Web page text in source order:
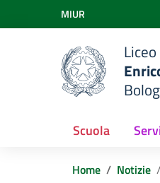
Vai ai contenuti
Vai al menu di navigazione
Vai al footer
MIUR
Scuola
Home Notizie